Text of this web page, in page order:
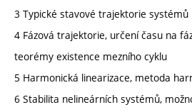
3 Typické stavové trajektorie
4 Fázová trajektorie, určení času na
teorémy existence mezního cyklu
5 Harmonická linearizace, metoda
6 Stabilita nelineárních systémů,